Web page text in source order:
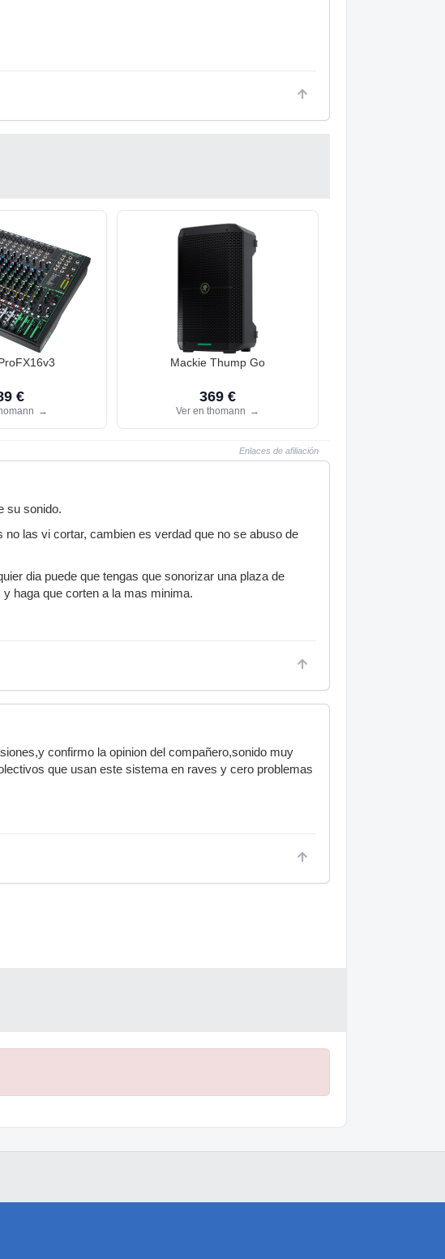
€
→
Mackie Thump Go
369 €
Ver en thomann →
Enlaces de afiliación
su sonido.
las vi cortar, cambien es verdad que no se abuso de
dia puede que tengas que sonorizar una plaza de
haga que corten a la mas minima.
confirmo la opinion del compañero,sonido muy
que usan este sistema en raves y cero problemas